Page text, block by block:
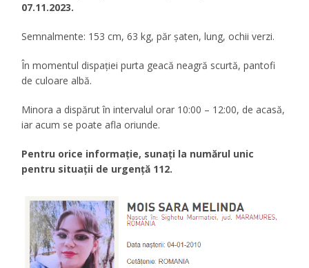
07.11.2023.
Semnalmente: 153 cm, 63 kg, păr șaten, lung, ochii verzi.
În momentul dispației purta geacă neagră scurtă, pantofi
de culoare albă.
Minora a dispărut în intervalul orar 10:00 – 12:00, de acasă,
iar acum se poate afla oriunde.
Pentru orice informație, sunați la numărul unic
pentru situații de urgență 112.